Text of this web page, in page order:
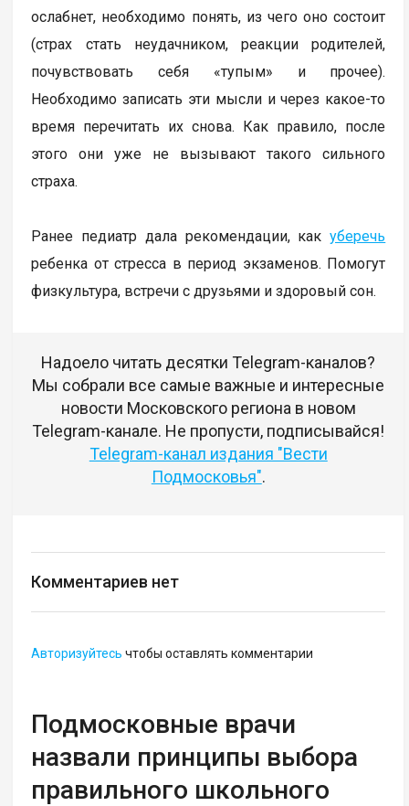
ослабнет, необходимо понять, из чего оно состоит
(страх стать неудачником, реакции родителей,
почувствовать себя «тупым» и прочее).
Необходимо записать эти мысли и через какое-то
время перечитать их снова. Как правило, после
этого они уже не вызывают такого сильного
страха.
Ранее педиатр дала рекомендации, какуберечь
ребенка от стресса в период экзаменов. Помогут
физкультура, встречи с друзьями и здоровый сон.
Надоело читать десятки Telegram-каналов?
Мы собрали все самые важные и интересные
новости Московского региона в новом
Telegram-канале. Не пропусти, подписывайся!
Telegram-канал издания "Вести
Подмосковья".
Комментариев нет
Авторизуйтесь чтобы оставлять комментарии
Подмосковные врачи
назвали принципы выбора
правильного школьного